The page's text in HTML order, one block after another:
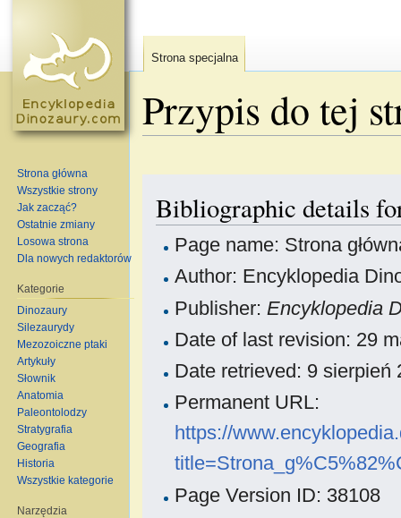
Przypis do tej
Bibliographic details
Page name: Strona
Author: Encyklopedia
Publisher: Encyklopedia
Date of last revision: 29
Date retrieved: 9 sierpień
Permanent URL:
https://
Page Version ID: 38108
Strona specjalna
Strona główna
Wszystkie strony
Jak zacząć?
Ostatnie zmiany
Losowa strona
Dla nowych redaktorów
Kategorie
Dinozaury
Silezaurydy
Mezozoiczne ptaki
Artykuły
Słownik
Anatomia
Paleontolodzy
Stratygrafia
Geografia
Historia
Wszystkie kategorie
Narzędzia